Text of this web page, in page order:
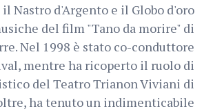
il Nastro d'Argento e il Globo d'oro
del film "Tano da morire" di
Nel 1998 è stato co-conduttore
mentre ha ricoperto il ruolo di
del Teatro Trianon Viviani di
ha tenuto un indimenticabile